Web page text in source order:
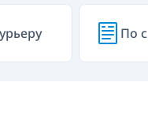
По